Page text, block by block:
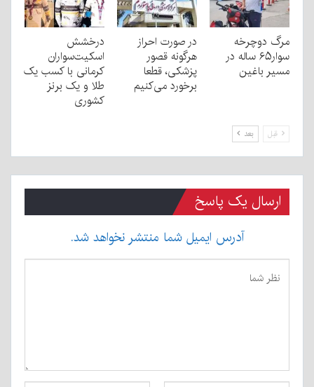
مرگ دوچرخه
سوار۶۵ ساله در
مسیر باغین
در صورت احراز
هرگونه قصور
پزشکی، قطعا
برخورد می‌کنیم
درخشش
اسکیت‌سواران
کرمانی با کسب یک
طلا و یک برنز
کشوری
قبل بعد
ارسال یک پاسخ
آدرس ایمیل شما منتشر نخواهد شد.